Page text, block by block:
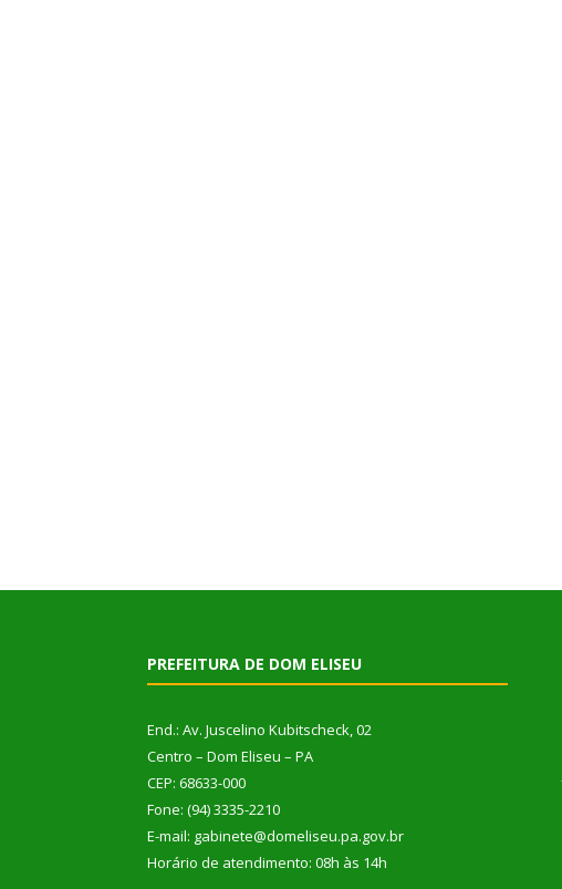
PREFEITURA DE DOM ELISEU
End.: Av. Juscelino Kubitscheck, 02
Centro – Dom Eliseu – PA
CEP: 68633-000
Fone: (94) 3335-2210
E-mail: gabinete@domeliseu.pa.gov.br
Horário de atendimento: 08h às 14h